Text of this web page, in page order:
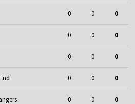
0 0 0
0 0 0
0 0 0
0 0 0
0 0 0